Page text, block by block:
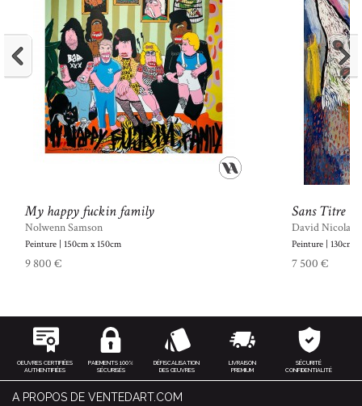
My happy fuckin family
Nolwenn Samson
Peinture | 150cm x 150cm
9 800 €
Sans Titre
David Nicolas
Peinture | 130cm
7 500 €
OEUVRES CERTIFIÉES
AUTHENTIFIÉES
PAIEMENTS 100%
SÉCURISÉS
DÉFISCALISATION
DES ŒUVRES
LIVRAISON
PREMIUM
SÉCURITÉ
CONFIDENTIALITÉ
A PROPOS DE VENTEDART.COM